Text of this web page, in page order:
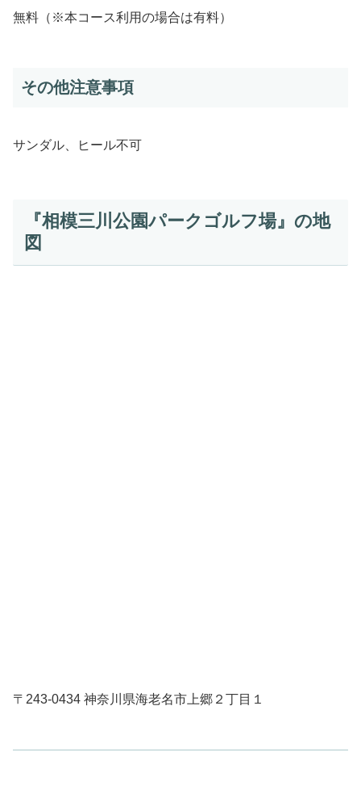
無料（※本コース利用の場合は有料）
その他注意事項
サンダル、ヒール不可
『相模三川公園パークゴルフ場』の地
図
〒243-0434 神奈川県海老名市上郷２丁目１